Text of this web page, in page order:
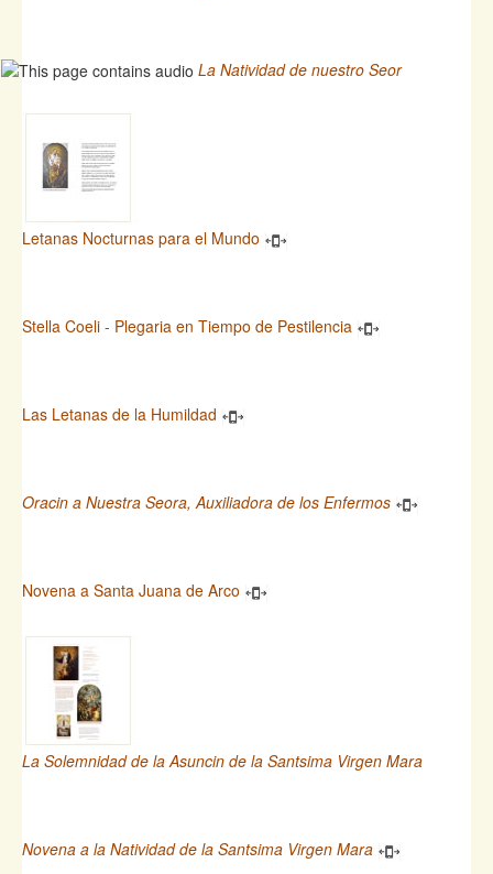
La Natividad de nuestro Seor
Letanas Nocturnas para el Mundo
Stella Coeli - Plegaria en Tiempo de Pestilencia
Las Letanas de la Humildad
Oracin a Nuestra Seora, Auxiliadora de los Enfermos
Novena a Santa Juana de Arco
La Solemnidad de la Asuncin de la Santsima Virgen Mara
Novena a la Natividad de la Santsima Virgen Mara